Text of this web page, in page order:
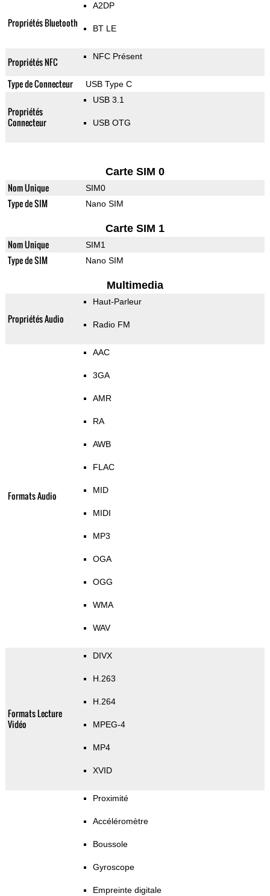
Propriétés Bluetooth
A2DP
BT LE
Propriétés NFC NFC Présent
Type de Connecteur USB Type C
Propriétés
Connecteur
USB 3.1
USB OTG
Carte SIM 0
Nom Unique SIM0
Type de SIM Nano SIM
Carte SIM 1
Nom Unique SIM1
Type de SIM Nano SIM
Multimedia
Propriétés Audio
Haut-Parleur
Radio FM
Formats Audio
AAC
3GA
AMR
RA
AWB
FLAC
MID
MIDI
MP3
OGA
OGG
WMA
WAV
Formats Lecture
Vidéo
DIVX
H.263
H.264
MPEG-4
MP4
XVID
Proximité
Accéléromètre
Boussole
Gyroscope
Empreinte digitale